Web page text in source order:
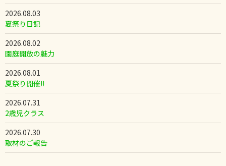
2026.08.03
夏祭り日記
2026.08.02
園庭開放の魅力
2026.08.01
夏祭り開催!!
2026.07.31
2歳児クラス
2026.07.30
取材のご報告